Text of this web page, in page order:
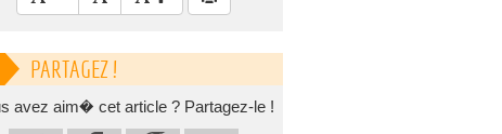
PARTAGEZ !
avez aim� cet article ? Partagez-le !